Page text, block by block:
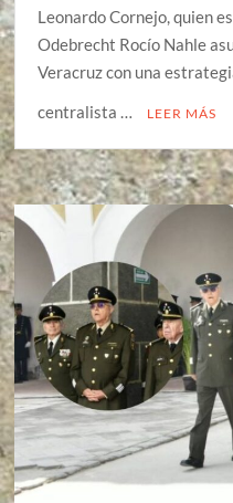
Leonardo Cornejo, quien
Odebrecht Rocío Nahle
Veracruz con una
centralista …
LEER MÁS